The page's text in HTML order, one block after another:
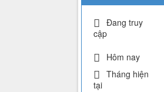
Đang truy
cập
Hôm nay
Tháng hiện
tại